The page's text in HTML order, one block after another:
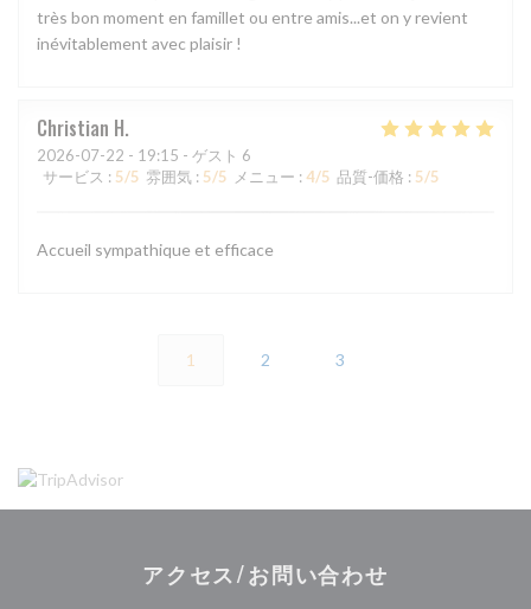
très bon moment en famillet ou entre amis...et on y revient
inévitablement avec plaisir !
Christian H
2026-07-22 - 19:15 - ゲスト 6
サービス : 5/5 雰囲気 : 5/5 メニュー : 4/5 品質-価格 : 5/5
Accueil sympathique et efficace
1 2 3
アクセス/お問い合わせ